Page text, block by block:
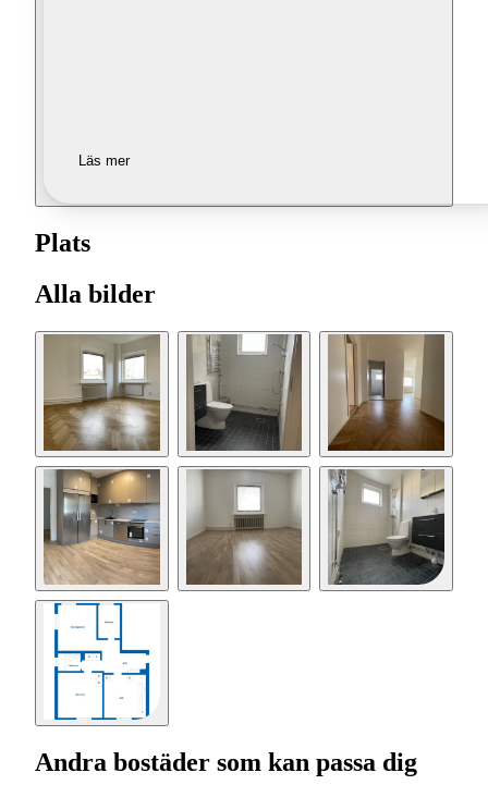
Läs mer
Plats
Alla bilder
Andra bostäder som kan passa dig